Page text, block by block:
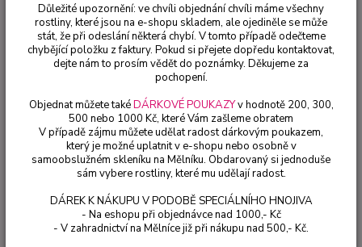
Bylinky a léčivky Kozlík lékařský (Valeriana officinalis) - 164B
Kozlík lékařský (Valeriana
officinalis) - 164B
Důležité upozornění: ve chvíli objednání chvíli máme všechny
rostliny, které jsou na e-shopu skladem, ale ojediněle se může
stát, že při odeslání některá chybí. V tomto případě odečteme
chybějící položku z faktury. Pokud si přejete dopředu kontaktovat,
dejte nám to prosím vědět do poznámky. Děkujeme za
pochopení.
Objednat můžete takéDÁRKOVÉ POUKAZYv hodnotě 200, 300,
500 nebo 1000 Kč, které Vám zašleme obratem
V případě zájmu můžete udělat radost dárkovým poukazem,
který je možné uplatnit v e-shopu nebo osobně v
samoobslužném skleníku na Mělníku. Obdarovaný si jednoduše
sám vybere rostliny, které mu udělají radost.
DÁREK K NÁKUPU V PODOBĚ SPECIÁLNÍHO HNOJIVA
- Na eshopu při objednávce nad 1000,- Kč
- V zahradnictví na Mělníce již při nákupu nad 500,- Kč.